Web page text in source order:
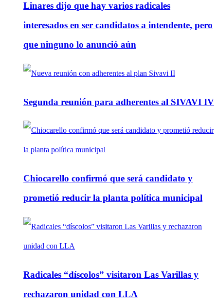
Linares dijo que hay varios radicales
interesados en ser candidatos a intendente, pero
que ninguno lo anunció aún
Segunda reunión para adherentes al SIVAVI IV
Chiocarello confirmó que será candidato y
prometió reducir la planta política municipal
Radicales “díscolos” visitaron Las Varillas y
rechazaron unidad con LLA